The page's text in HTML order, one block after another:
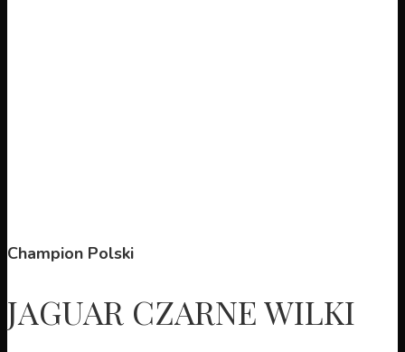
Champion Polski
JAGUAR CZARNE WILKI